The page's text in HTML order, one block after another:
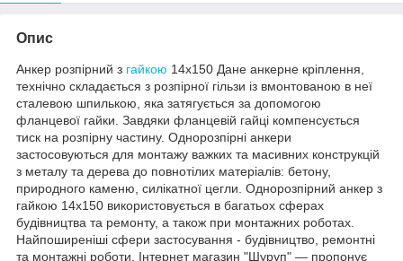
Опис
Анкер розпірний з гайкою 14х150 Дане анкерне кріплення,
технічно складається з розпірної гільзи із вмонтованою в неї
сталевою шпилькою, яка затягується за допомогою
фланцевої гайки. Завдяки фланцевій гайці компенсується
тиск на розпірну частину. Однорозпірні анкери
застосовуються для монтажу важких та масивних конструкцій
з металу та дерева до повнотілих матеріалів: бетону,
природного каменю, силікатної цегли. Однорозпірний анкер з
гайкою 14х150 використовується в багатьох сферах
будівництва та ремонту, а також при монтажних роботах.
Найпоширеніші сфери застосування - будівництво, ремонтні
та монтажні роботи. Інтернет магазин "Шуруп" ― пропонує